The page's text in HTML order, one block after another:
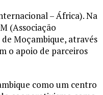
– África). Na
(Associação
Moçambique, através
o apoio de parceiros
como um centro